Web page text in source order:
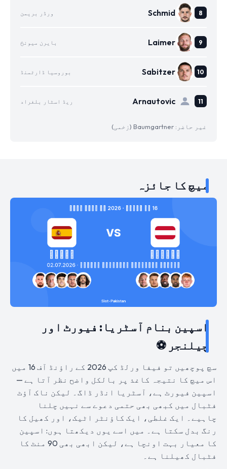
Schmid ورڈر بریمن
Laimer بایرن میونخ
Sabitzer بوروسیا ڈارٹمنڈ
Arnautovic ریڈ اسٹار بلغراد
غیر حاضر: Baumgartner (زخمی)
میچ کا جائزہ
اسپین بنام آسٹریا: فیورٹ اور
چیلنجر ⚽
سچ پوچھیں تو فیفا ورلڈ کپ 2026 کے راؤنڈ آف 16 میں
اس میچ کا نتیجہ کاغذ پر بالکل واضح نظر آتا ہے —
اسپین فیورٹ ہے، آسٹریا انڈر ڈاگ۔ لیکن ناک آؤٹ
فٹبال میں کبھی بھی حتمی دعوے سے نہیں چلنا
چاہیے۔ ایک غلطی، ایک کاؤنٹر اٹیک، اور کھیل کا
رنگ بدل سکتا ہے۔ میں اسے یوں دیکھتا ہوں: اسپین
کا معیار بہت اونچا ہے، لیکن ابھی بھی 90 منٹ کا
فٹبال کھیلنا ہے۔